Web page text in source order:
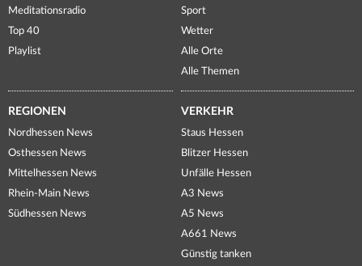
Meditationsradio
Top 40
Playlist
Sport
Wetter
Alle Orte
Alle Themen
REGIONEN
Nordhessen News
Osthessen News
Mittelhessen News
Rhein-Main News
Südhessen News
VERKEHR
Staus Hessen
Blitzer Hessen
Unfälle Hessen
A3 News
A5 News
A661 News
Günstig tanken